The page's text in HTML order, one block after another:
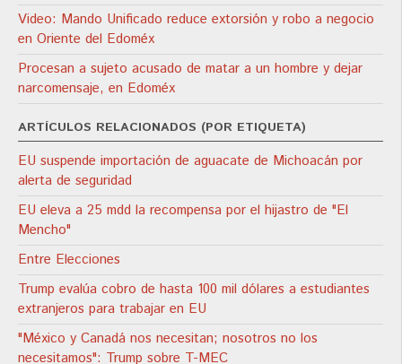
Video: Mando Unificado reduce extorsión y robo a negocio
en Oriente del Edoméx
Procesan a sujeto acusado de matar a un hombre y dejar
narcomensaje, en Edoméx
ARTÍCULOS RELACIONADOS (POR ETIQUETA)
EU suspende importación de aguacate de Michoacán por
alerta de seguridad
EU eleva a 25 mdd la recompensa por el hijastro de "El
Mencho"
Entre Elecciones
Trump evalúa cobro de hasta 100 mil dólares a estudiantes
extranjeros para trabajar en EU
"México y Canadá nos necesitan; nosotros no los
necesitamos": Trump sobre T-MEC